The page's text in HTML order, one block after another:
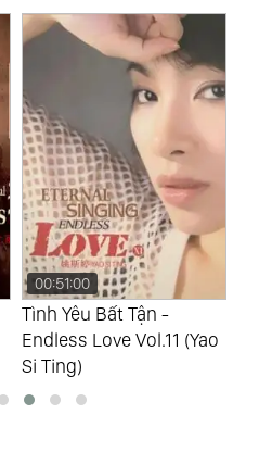
00:59:35
Tình Yêu Bất Tận -
Endless Love Vol.12 (Jin
Chi)